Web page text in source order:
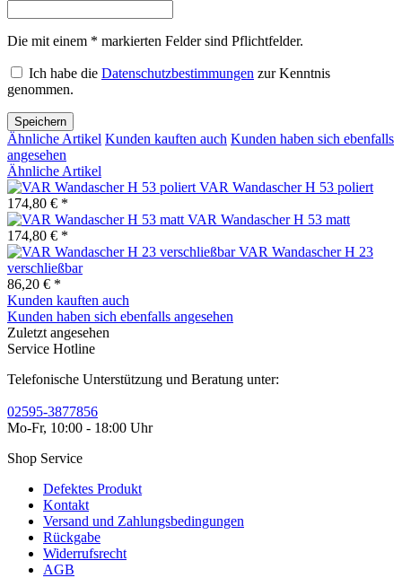
Die mit einem * markierten Felder sind Pflichtfelder.
Ich habe die Datenschutzbestimmungen zur Kenntnis
genommen.
Speichern
Ähnliche Artikel Kunden kauften auch Kunden haben sich ebenfalls
angesehen
Ähnliche Artikel
VAR Wandascher H 53 poliert
174,80 € *
VAR Wandascher H 53 matt
174,80 € *
VAR Wandascher H 23
verschließbar
86,20 € *
Kunden kauften auch
Kunden haben sich ebenfalls angesehen
Zuletzt angesehen
Service Hotline
Telefonische Unterstützung und Beratung unter:
02595-3877856
Mo-Fr, 10:00 - 18:00 Uhr
Shop Service
Defektes Produkt
Kontakt
Versand und Zahlungsbedingungen
Rückgabe
Widerrufsrecht
AGB